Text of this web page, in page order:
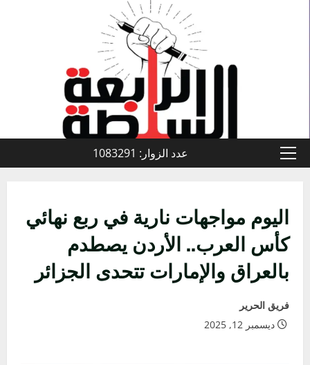
القائمة
عدد الزوار: 1083291
اليوم مواجهات نارية في ربع نهائي
كأس العرب.. الأردن يصطدم
بالعراق والإمارات تتحدى الجزائر
فريق الحرير
ديسمبر 12, 2025